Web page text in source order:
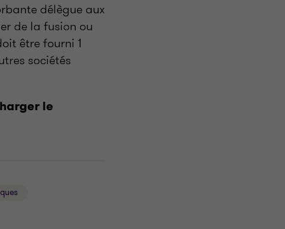
délègue aux
de la fusion ou
être fourni 1
sociétés
le